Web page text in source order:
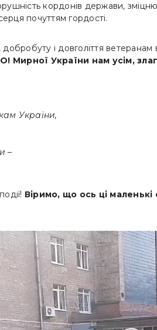
кордонів держави,
почуттям гордості.
і довголіття ветеранам
Мирної України нам усім,
України,
–
Віримо, що ось ці